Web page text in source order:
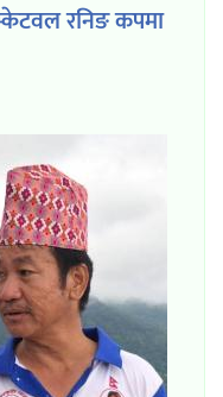
रनिङ कपमा